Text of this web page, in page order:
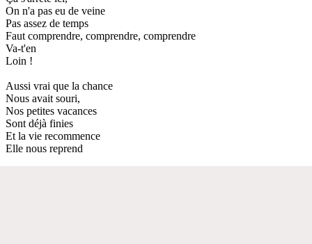
On n'a pas eu de veine
Pas assez de temps
Faut comprendre, comprendre, comprendre
Va-t'en
Loin !
Aussi vrai que la chance
Nous avait souri,
Nos petites vacances
Sont déjà finies
Et la vie recommence
Elle nous reprend